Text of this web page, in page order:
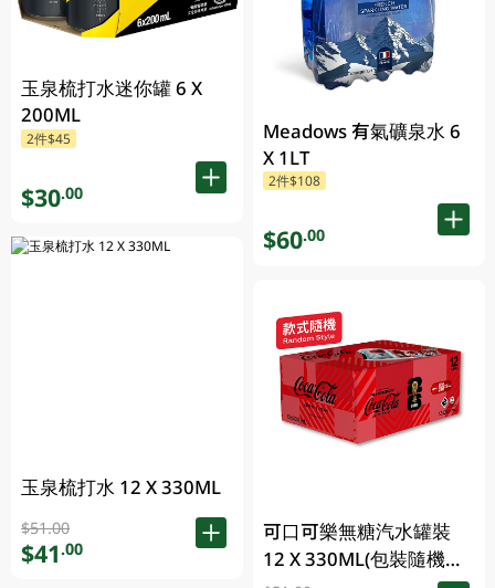
玉泉梳打水迷你罐 6 X
200ML
2件$45
$30.00
玉泉梳打水 12 X 330ML
$51.00
$41.00
Meadows 有氣礦泉水 6
X 1LT
2件$108
$60.00
可口可樂無糖汽水罐裝
12 X 330ML(包裝隨機發